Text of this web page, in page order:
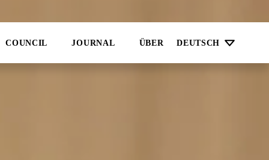
COUNCIL JOURNAL ÜBER DEUTSCH